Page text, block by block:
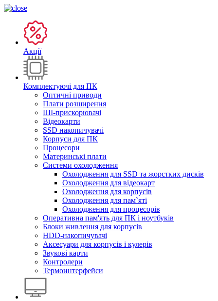
Акції
Комплектуючі для ПК
Оптичні приводи
Плати розширення
ШІ-прискорювачі
Відеокарти
SSD накопичувачі
Корпуси для ПК
Процесори
Материнські плати
Системи охолодження
Охолодження для SSD та жорстких дисків
Охолодження для відеокарт
Охолодження для корпусів
Охолодження для пам`яті
Охолодження для процесорів
Оперативна пам'ять для ПК і ноутбуків
Блоки живлення для корпусів
HDD-накопичувачі
Аксесуари для корпусів і кулерів
Звукові карти
Контролери
Термоинтерфейси